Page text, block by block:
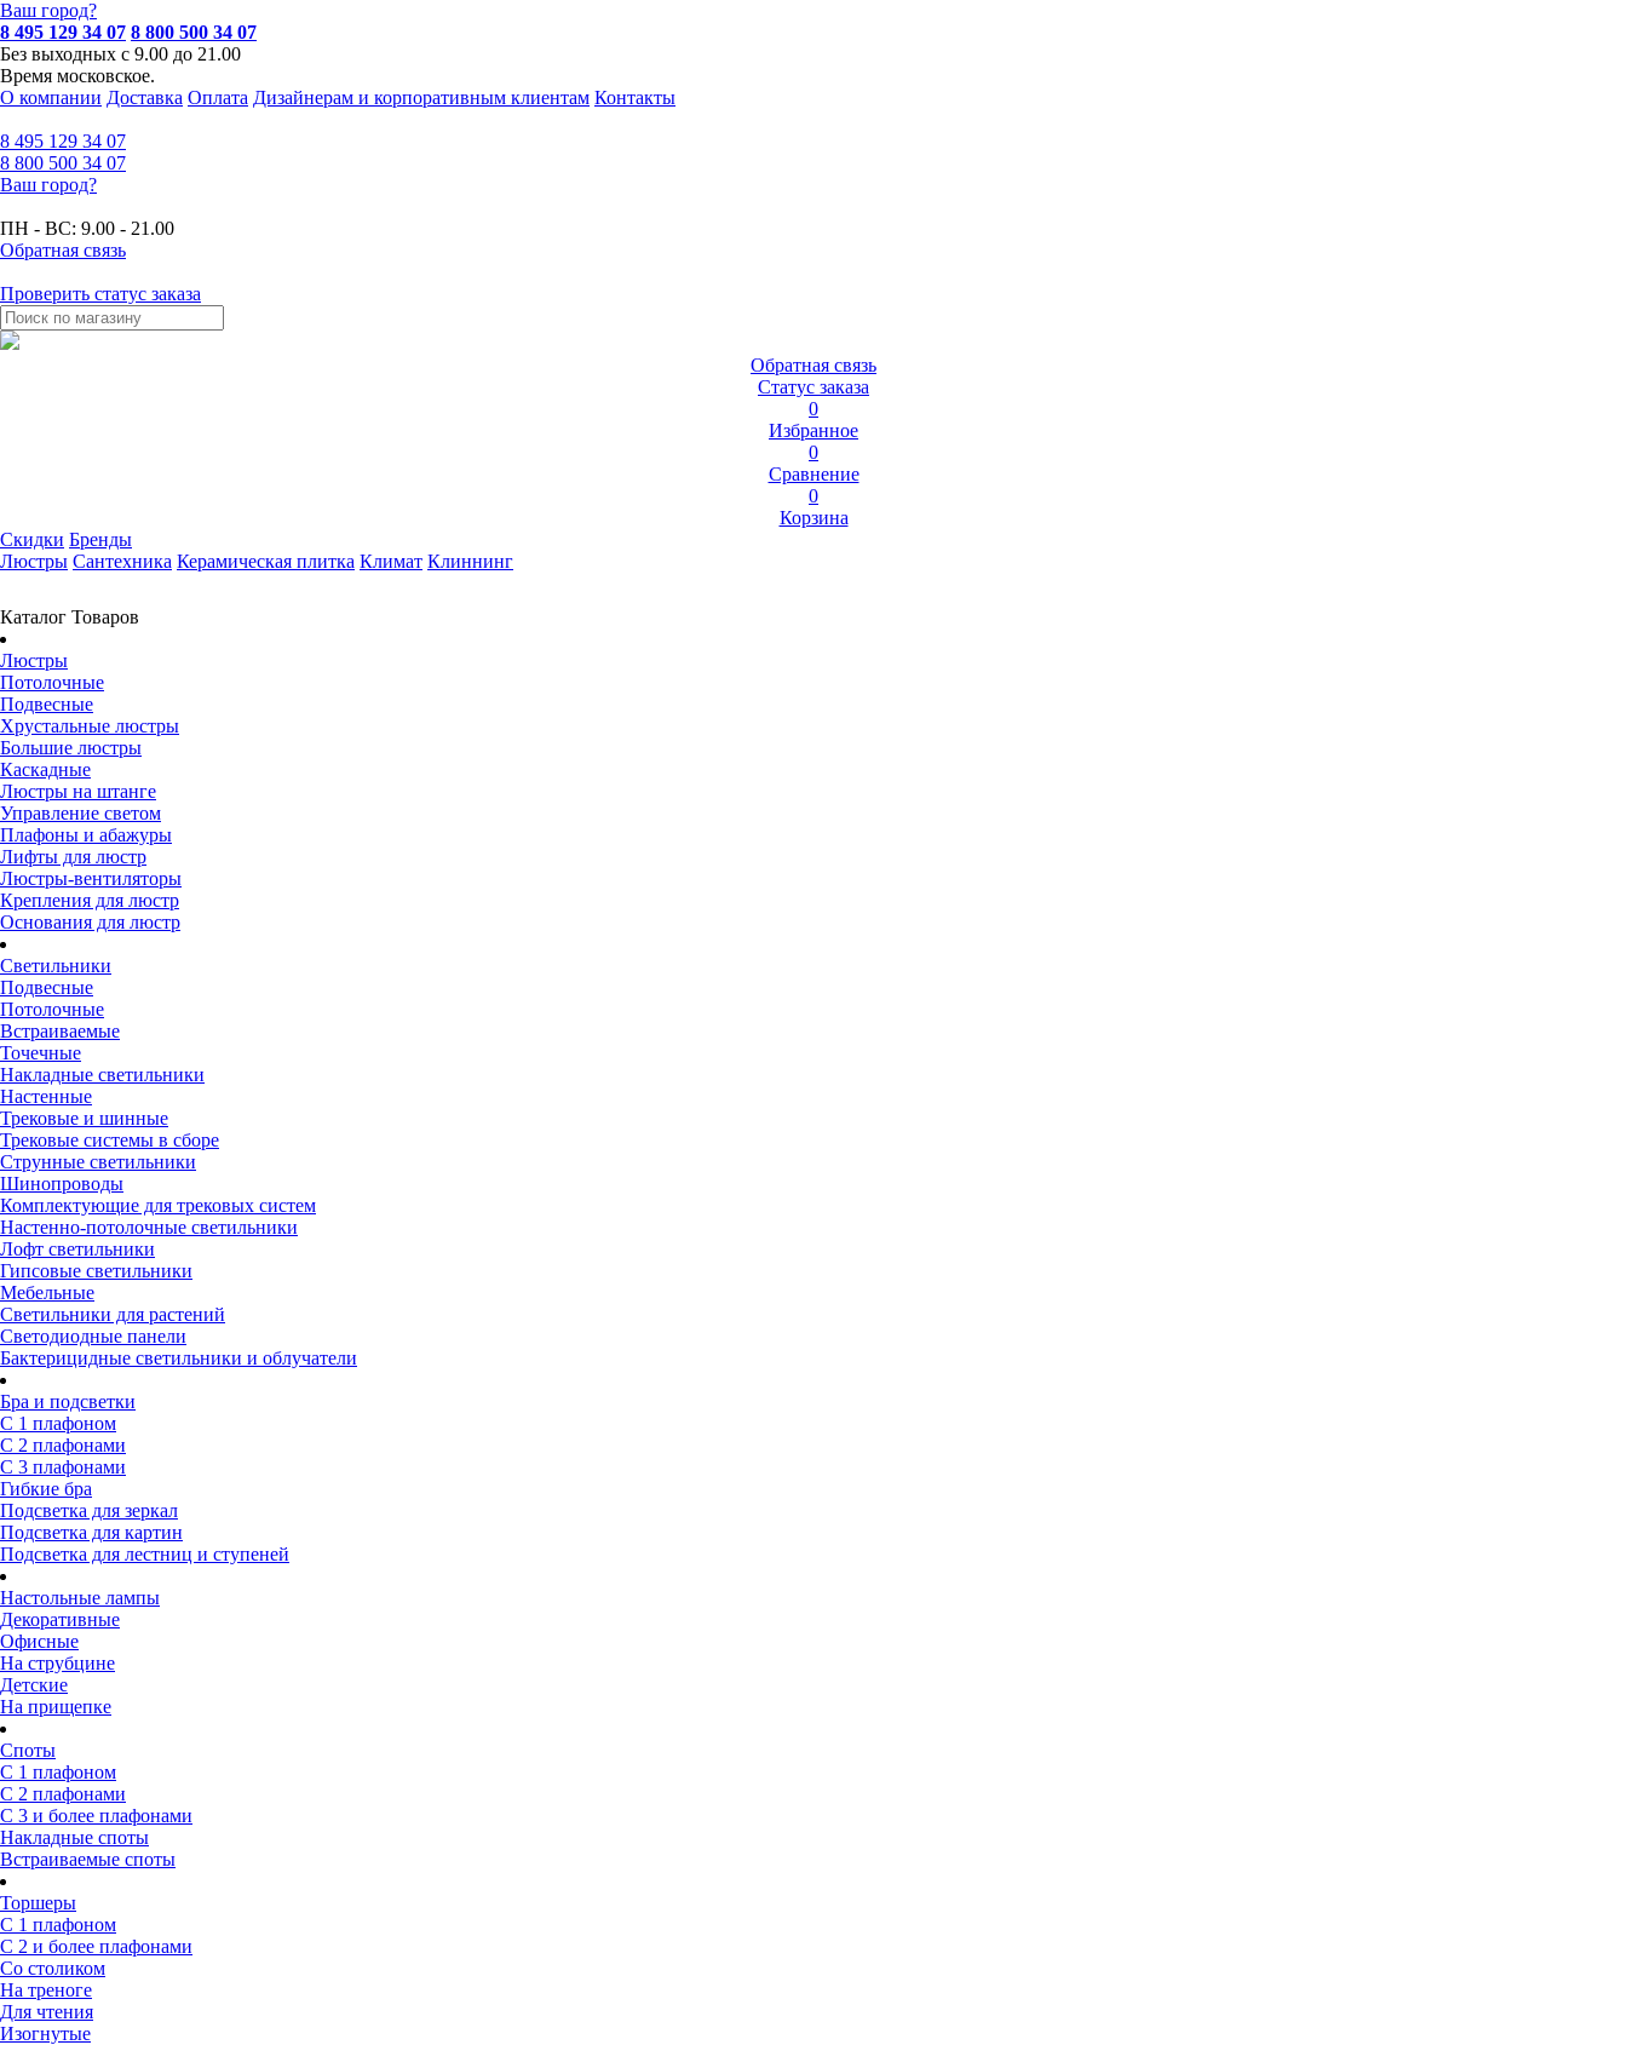
Ваш город?
8 495 129 34 07 8 800 500 34 07
Без выходных с 9.00 до 21.00
Время московское.
О компании Доставка Оплата Дизайнерам и корпоративным клиентам Контакты
8 495 129 34 07
8 800 500 34 07
Ваш город?
ПН - ВС: 9.00 - 21.00
Обратная связь
Проверить статус заказа
Обратная связь
Статус заказа
0
Избранное
0
Сравнение
0
Корзина
Скидки Бренды
Люстры Сантехника Керамическая плитка Климат Клиннинг
Каталог Товаров
Люстры
Потолочные
Подвесные
Хрустальные люстры
Большие люстры
Каскадные
Люстры на штанге
Управление светом
Плафоны и абажуры
Лифты для люстр
Люстры-вентиляторы
Крепления для люстр
Основания для люстр
Светильники
Подвесные
Потолочные
Встраиваемые
Точечные
Накладные светильники
Настенные
Трековые и шинные
Трековые системы в сборе
Струнные светильники
Шинопроводы
Комплектующие для трековых систем
Настенно-потолочные светильники
Лофт светильники
Гипсовые светильники
Мебельные
Светильники для растений
Светодиодные панели
Бактерицидные светильники и облучатели
Бра и подсветки
С 1 плафоном
С 2 плафонами
С 3 плафонами
Гибкие бра
Подсветка для зеркал
Подсветка для картин
Подсветка для лестниц и ступеней
Настольные лампы
Декоративные
Офисные
На струбцине
Детские
На прищепке
Споты
С 1 плафоном
С 2 плафонами
С 3 и более плафонами
Накладные споты
Встраиваемые споты
Торшеры
С 1 плафоном
С 2 и более плафонами
Со столиком
На треноге
Для чтения
Изогнутые